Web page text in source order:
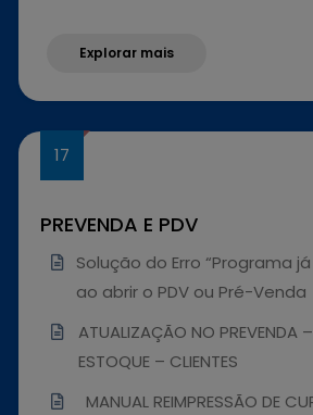
Explorar mais
PREVENDA E PDV
Solução do Erro “Programa
ao abrir o PDV ou Pré-Venda
ATUALIZAÇÃO NO PREVENDA
ESTOQUE – CLIENTES
MANUAL REIMPRESSÃO DE